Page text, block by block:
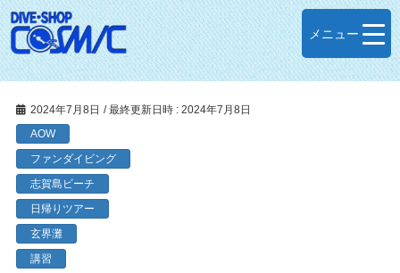
メニュー
2024年7月8日 / 最終更新日時 : 2024年7月8日
AOW
ファンダイビング
志賀島ビーチ
日帰りツアー
玄界灘
講習